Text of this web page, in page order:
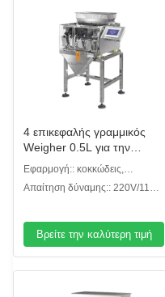
4 επικεφαλής γραμμικός
Weigher 0.5L για την
κολλώδη κλίμακα τροφίμων
Εφαρμογή:: κοκκώδεις,
κονιοποιημένοι ή άλλοι τύποι
Απαίτηση δύναμης:: 220V/110V,
Βρείτε την καλύτερη τιμή